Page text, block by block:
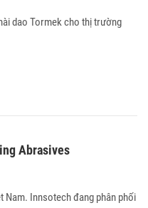
dao Tormek cho thị trường
Abrasives
Innsotech đang phân phối